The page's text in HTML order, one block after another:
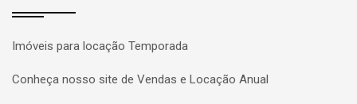
Imóveis para locação Temporada
Conheça nosso site de Vendas e Locação Anual